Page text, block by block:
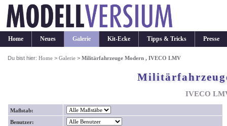
Home Neues Galerie Kit-Ecke Tipps & Tricks Presse
Du bist hier:Home >Galerie >Militärfahrzeuge Modern , IVECO LMV
IVECO
Maßstab:
Benutzer: